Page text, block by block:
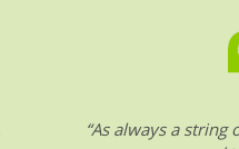
“As always a string